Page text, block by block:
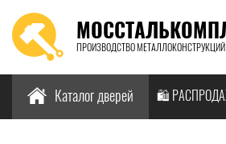
ПРОИЗВОДСТВО МЕТАЛЛОКОНСТРУКЦИЙ
Каталог дверей 🛍️